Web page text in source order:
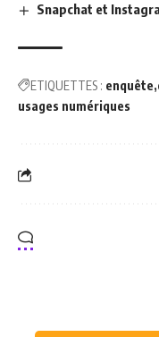
Snapchat et
ETIQUETTES : enquête
usages numériques